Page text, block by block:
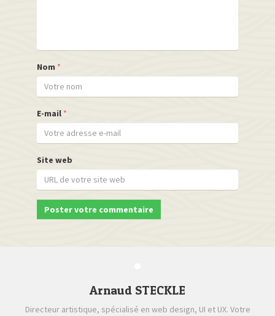
Nom *
E-mail *
Site web
Arnaud STECKLE
Directeur artistique, spécialisé en web design, UI et UX. Votre